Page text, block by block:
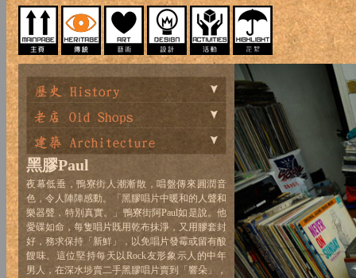
黑膠Paul
夜幕低垂，鴨寮街人潮漸散，唱盤傳來圓潤音
色，令人陣陣感動。「黑膠唱片中暖和的人聲和
樂器聲，特別真實。」鴨寮街阿Paul如是說。他
愛碟如命，每隻唱片既用乾布抹淨，又用膠套封
好，務求保持「新鮮」，以免唱片發霉或留有酸
餿味。這位堅持每天以Rock友形象示人的中年
男人，在深水埗賣二手黑膠唱片賣到「響朵」，